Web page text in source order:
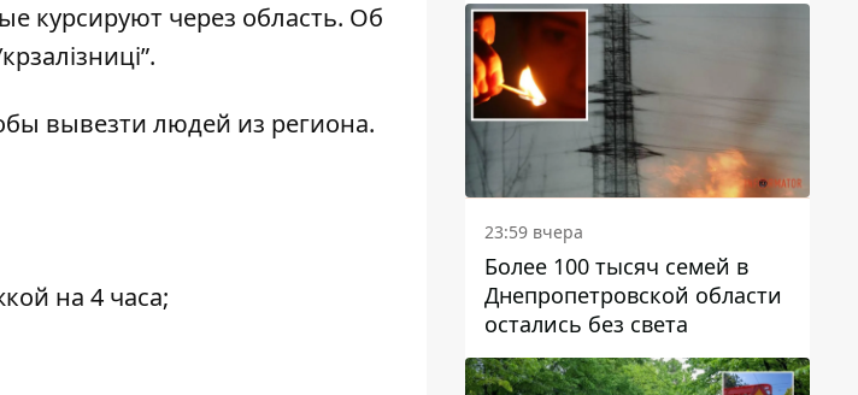
курсируют через область. Об
вывезти людей из региона.
на 4 часа;
23:59 вчера
Более 100 тысяч семей в
Днепропетровской области
остались без света